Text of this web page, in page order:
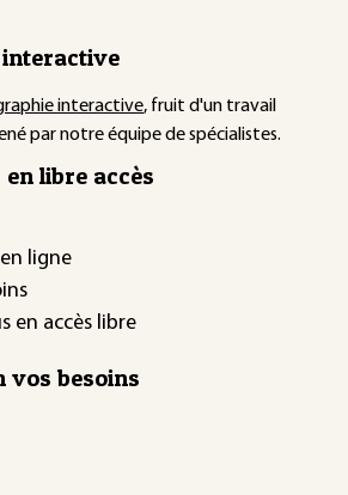
interactive, fruit d'un travail
par notre équipe de spécialistes.
libre accès
ligne
en accès libre
vos besoins